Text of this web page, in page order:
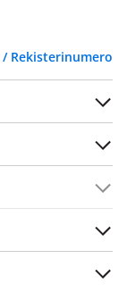
/ Rekisterinumero